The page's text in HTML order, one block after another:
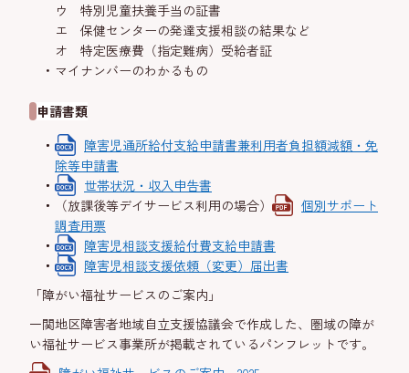
ウ 特別児童扶養手当の証書
エ 保健センターの発達支援相談の結果など
オ 特定医療費（指定難病）受給者証
マイナンバーのわかるもの
申請書類
障害児通所給付支給申請書兼利用者負担額減額・免
除等申請書
世帯状況・収入申告書
（放課後等デイサービス利用の場合）
個別サポート
調査用票
障害児相談支援給付費支給申請書
障害児相談支援依頼（変更）届出書
「障がい福祉サービスのご案内」
一関地区障害者地域自立支援協議会で作成した、圏域の障が
い福祉サービス事業所が掲載されているパンフレットです。